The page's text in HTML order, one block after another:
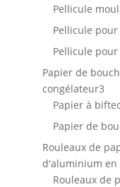
produits
Pellicule
Pellicule
Pellicule
Papier de
congélateur33
Papier à
Papier de
Rouleaux de
d'aluminium en
Rouleaux de